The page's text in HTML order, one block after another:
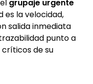
grupaje urgente
es la velocidad,
salida inmediata
punto a
de su